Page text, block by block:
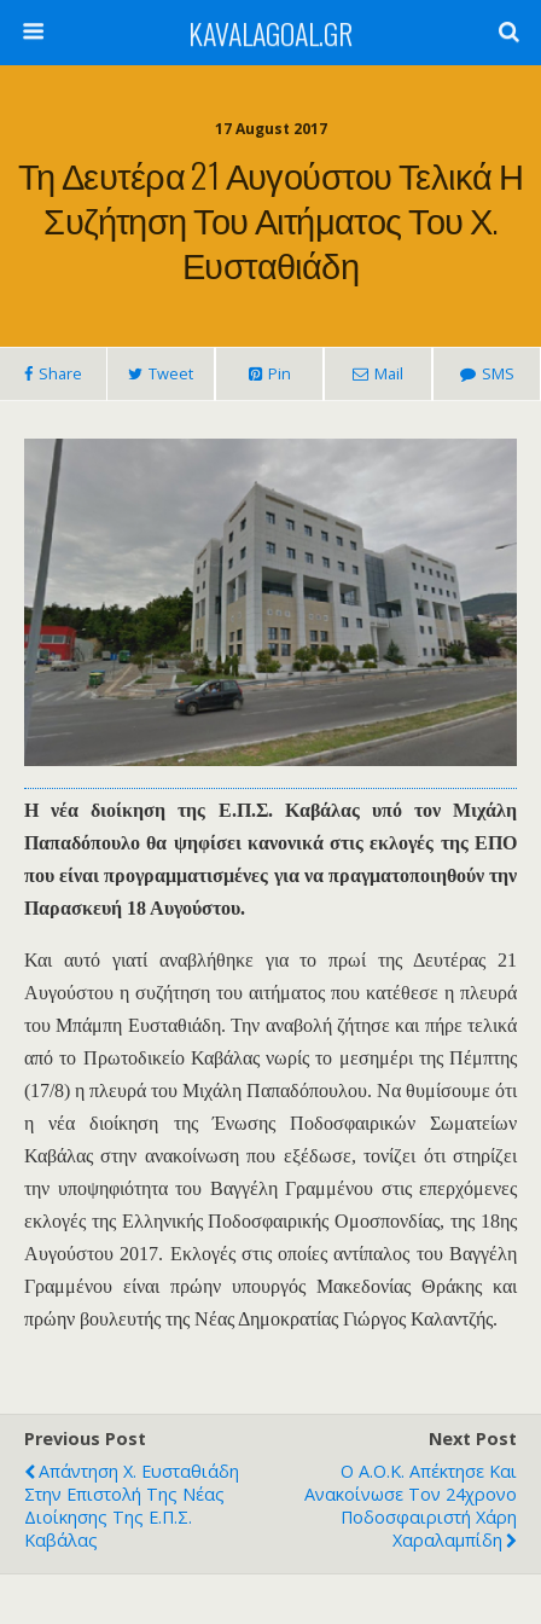
KAVALAGOAL.GR
17 August 2017
Τη Δευτέρα 21 Αυγούστου Τελικά Η
Συζήτηση Του Αιτήματος Του Χ.
Ευσταθιάδη
Share Tweet Pin Mail SMS
Η νέα διοίκηση της Ε.Π.Σ. Καβάλας υπό τον Μιχάλη
Παπαδόπουλο θα ψηφίσει κανονικά στις εκλογές της ΕΠΟ
που είναι προγραμματισμένες για να πραγματοποιηθούν την
Παρασκευή 18 Αυγούστου.
Και αυτό γιατί αναβλήθηκε για το πρωί της Δευτέρας 21
Αυγούστου η συζήτηση του αιτήματος που κατέθεσε η πλευρά
του Μπάμπη Ευσταθιάδη. Την αναβολή ζήτησε και πήρε τελικά
από το Πρωτοδικείο Καβάλας νωρίς το μεσημέρι της Πέμπτης
(17/8) η πλευρά του Μιχάλη Παπαδόπουλου. Να θυμίσουμε ότι
η νέα διοίκηση της Ένωσης Ποδοσφαιρικών Σωματείων
Καβάλας στην ανακοίνωση που εξέδωσε, τονίζει ότι στηρίζει
την υποψηφιότητα του Βαγγέλη Γραμμένου στις επερχόμενες
εκλογές της Ελληνικής Ποδοσφαιρικής Ομοσπονδίας, της 18ης
Αυγούστου 2017. Εκλογές στις οποίες αντίπαλος του Βαγγέλη
Γραμμένου είναι πρώην υπουργός Μακεδονίας Θράκης και
πρώην βουλευτής της Νέας Δημοκρατίας Γιώργος Καλαντζής.
Previous Post
Απάντηση X. Ευσταθιάδη
Στην Επιστολή Της Νέας
Διοίκησης Της Ε.Π.Σ.
Καβάλας
Next Post
Ο Α.Ο.Κ. Απέκτησε Και
Ανακοίνωσε Τον 24χρονο
Ποδοσφαιριστή Χάρη
Χαραλαμπίδη